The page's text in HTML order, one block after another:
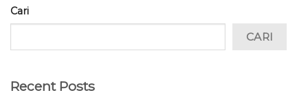
Cari
CARI
Recent Posts